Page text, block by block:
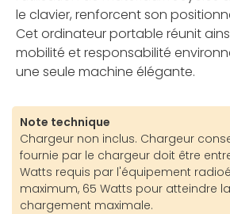
le clavier, renforcent son
Cet ordinateur portable réunit
mobilité et responsabilité
une seule machine élégante.
Note technique
Chargeur non inclus. Chargeur
fournie par le chargeur doit être
Watts requis par l'équipement
maximum, 65 Watts pour atteindre
chargement maximale.